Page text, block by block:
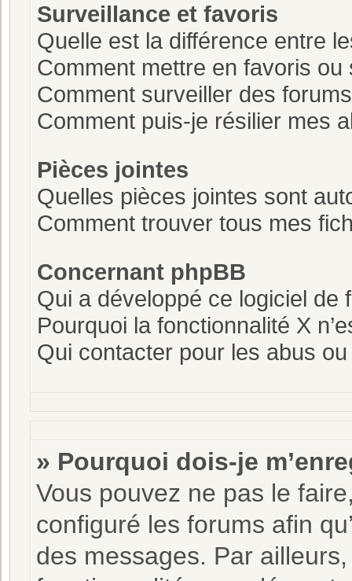
Surveillance et favoris
Quelle est la différence entre
Comment mettre en favoris
Comment surveiller des
Comment puis-je résilier mes
Pièces jointes
Quelles pièces jointes sont
Comment trouver tous mes
Concernant phpBB
Qui a développé ce logiciel de
Pourquoi la fonctionnalité X
Qui contacter pour les abus
» Pourquoi dois-je
Vous pouvez ne pas le
configuré les forums afin
des messages. Par